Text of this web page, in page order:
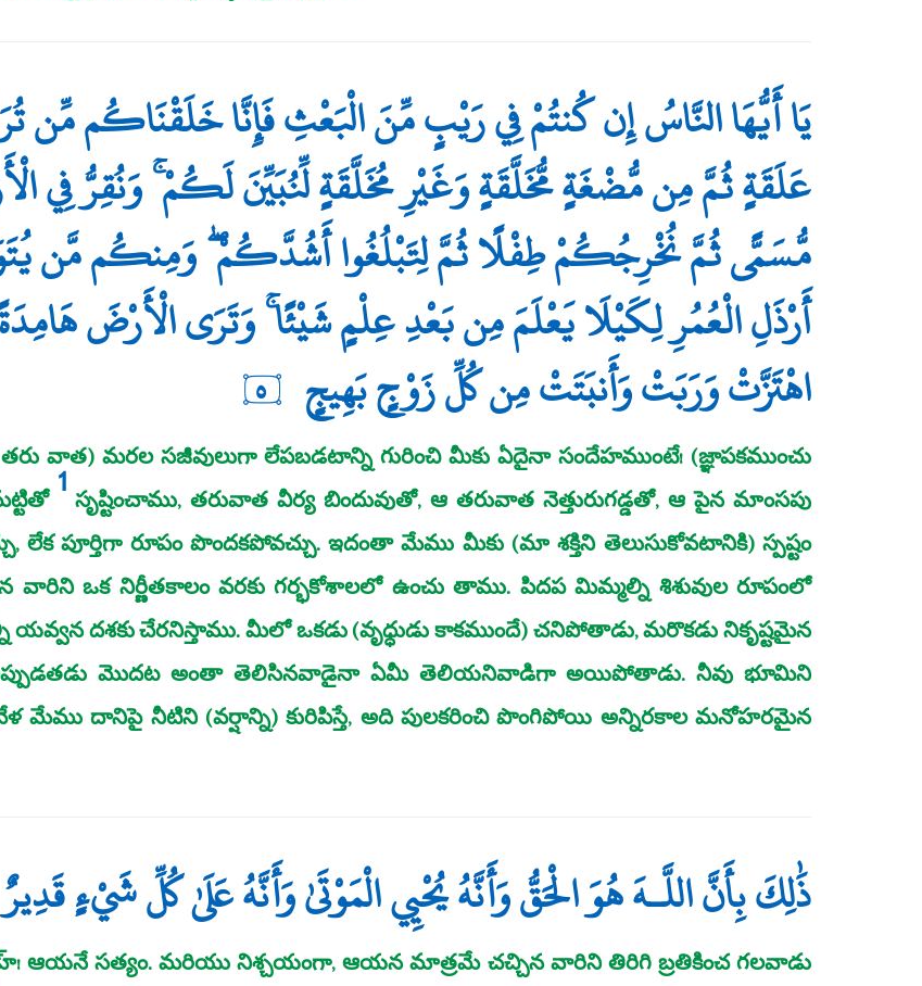
يَا أَيُّهَا النَّاسُ إِن كُنتُمْ فِي رَيْبٍ مِّنَ الْبَعْثِ فَإِنَّا خَلَقْنَاكُم
عَلَقَةٍ ثُمَّ مِن مُّضْغَةٍ مُّخَلَّقَةٍ وَغَيْرِ مُخَلَّقَةٍ لِّنُبَيِّنَ لَكُمْ ۚ وَنُقِرُّ فِي
مُّسَمًّى ثُمَّ نُخْرِجُكُمْ طِفْلًا ثُمَّ لِتَبْلُغُوا أَشُدَّكُمْ ۖ وَمِنكُم مَّن
أَرْذَلِ الْعُمُرِ لِكَيْلَا يَعْلَمَ مِن بَعْدِ عِلْمٍ شَيْئًا ۚ وَتَرَى الْأَرْضَ هَامِدَةً
اهْتَزَّتْ وَرَبَتْ وَأَنبَتَتْ مِن كُلِّ زَوْجٍ بَهِيجٍ
٥
వాత) మరల సజీవులుగా లేపబడటాన్ని గురించి మీకు ఏదైనా సందేహముంటే! (జ్ఞాపకముంచు
1 సృష్టించాము, తరువాత వీర్య బిందువుతో, ఆ తరువాత నెత్తురుగడ్డతో, ఆ పైన మాంసపు
లేక పూర్తిగా రూపం పొందకపోవచ్చు. ఇదంతా మేము మీకు (మా శక్తిని తెలుసుకోవటానికి) స్పష్టం
వారిని ఒక నిర్ణీతకాలం వరకు గర్భకోశాలలో ఉంచు తాము. పిదప మిమ్మల్ని శిశువుల రూపంలో
దశకు చేరనిస్తాము. మీలో ఒకడు (వృధ్ధుడు కాకముందే) చనిపోతాడు, మరొకడు నికృష్టమైన
మొదట అంతా తెలిసినవాడైనా ఏమీ తెలియనివాడిగా అయిపోతాడు. నీవు భూమిని
మేము దానిపై నీటిని (వర్షాన్ని) కురిపిస్తే, అది పులకరించి పొంగిపోయి అన్నిరకాల మనోహరమైన
ذَٰلِكَ بِأَنَّ اللَّـهَ هُوَ الْحَقُّ وَأَنَّهُ يُحْيِي الْمَوْتَىٰ وَأَنَّهُ عَلَىٰ كُلِّ شَيْءٍ قَدِيرٌ
ఆయనే సత్యం. మరియు నిశ్చయంగా, ఆయన మాత్రమే చచ్చిన వారిని తిరిగి బ్రతికించ గలవాడు